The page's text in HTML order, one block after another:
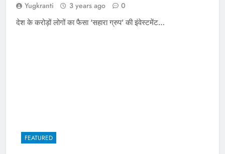
Yugkranti 3 years ago 0
देश के करोड़ों लोगों का फैसा ‘सहारा ग्रुप’ की इंवेस्टमेंट…
FEATURED